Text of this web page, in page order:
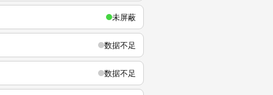
未屏蔽
数据不足
数据不足